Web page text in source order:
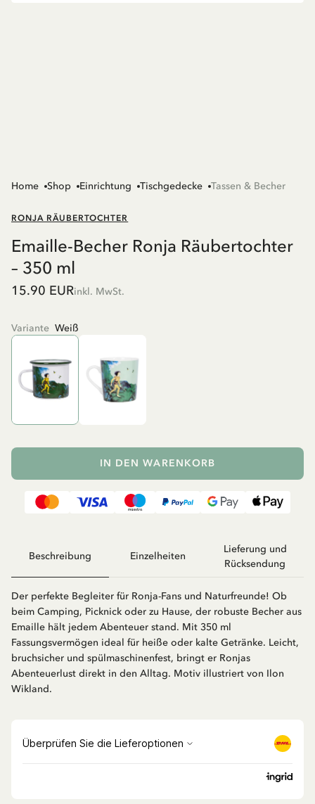
Home Shop Einrichtung Tischgedecke Tassen & Becher
RONJA RÄUBERTOCHTER
Emaille-Becher Ronja Räubertochter
– 350 ml
15.90 EURinkl. MwSt.
Variante Weiß
IN DEN WARENKORB
Beschreibung Einzelheiten
Lieferung und
Rücksendung
Der perfekte Begleiter für Ronja-Fans und Naturfreunde! Ob
beim Camping, Picknick oder zu Hause, der robuste Becher aus
Emaille hält jedem Abenteuer stand. Mit 350 ml
Fassungsvermögen ideal für heiße oder kalte Getränke. Leicht,
bruchsicher und spülmaschinenfest, bringt er Ronjas
Abenteuerlust direkt in den Alltag. Motiv illustriert von Ilon
Wikland.